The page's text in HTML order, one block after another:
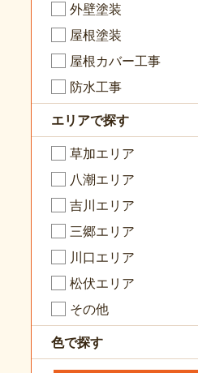
外壁塗装
屋根塗装
屋根カバー工事
防水工事
エリアで探す
草加エリア
八潮エリア
吉川エリア
三郷エリア
川口エリア
松伏エリア
その他
色で探す